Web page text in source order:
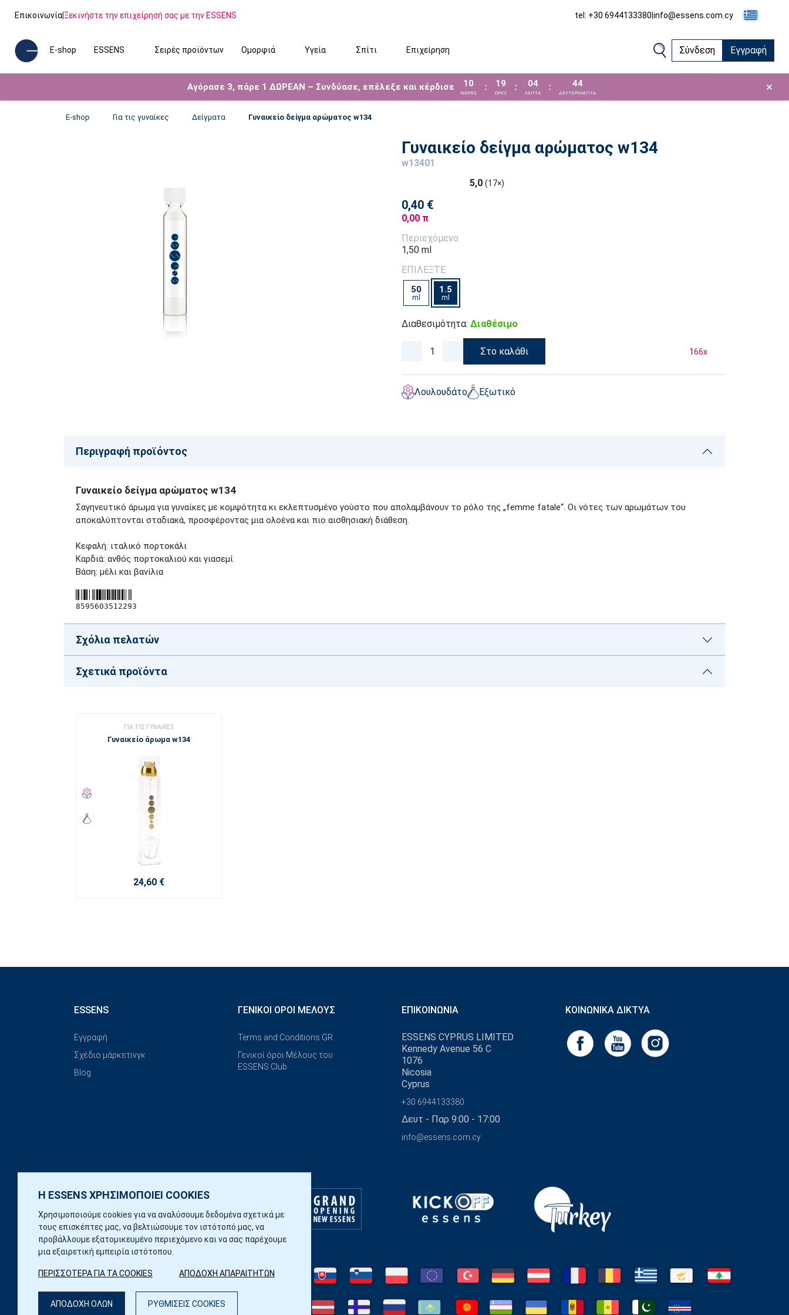
Επικοινωνία|Ξεκινήστε την επιχείρησή σας με την ESSENS tel: +30 6944133380|info@essens.com.cy
E-shop ESSENS Σειρές προϊόντων Ομορφιά Υγεία Σπίτι Επιχείρηση Σύνδεση Εγγραφή
Αγόρασε 3, πάρε 1 ΔΩΡΕΑΝ – Συνδύασε, επέλεξε και κέρδισε 10
ΜΈΡΕΣ
: 19
ΩΡΕΣ
: 04
ΛΕΠΤΑ
: 44
ΔΕΥΤΕΡΟΛΕΠΤΑ ×
E-shop Για τις γυναίκες Δείγματα Γυναικείο δείγμα αρώματος w134
Γυναικείο δείγμα αρώματος w134
w13401
5,0 (17×)
0,40 €
0,00 π
Περιεχόμενο
1,50 ml
ΕΠΙΛΕΞΤΕ
50
ml
1.5
ml
Διαθεσιμότητα: Διαθέσιμο
Στο καλάθι 166x
Λουλουδάτο Εξωτικό
Περιγραφή προϊόντος
Γυναικείο δείγμα αρώματος w134
Σαγηνευτικό άρωμα για γυναίκες με κομψότητα κι εκλεπτυσμένο γούστο που απολαμβάνουν το ρόλο της „femme fatale“. Οι νότες των αρωμάτων του
αποκαλύπτονται σταδιακά, προσφέροντας μια ολοένα και πιο αισθησιακή διάθεση.
Κεφαλή: ιταλικό πορτοκάλι
Καρδιά: ανθός πορτοκαλιού και γιασεμί
Βάση: μέλι και βανίλια
8595603512293
Σχόλια πελατών
Σχετικά προϊόντα
ΓΙΑ ΤΙΣ ΓΥΝΑΊΚΕΣ
Γυναικείο άρωμα w134
24,60 €
Η ESSENS ΧΡΗΣΙΜΟΠΟΙΕΙ COOKIES
Χρησιμοποιούμε cookies για να αναλύσουμε δεδομένα σχετικά με
τους επισκέπτες μας, να βελτιώσουμε τον ιστότοπό μας, να
προβάλλουμε εξατομικευμένο περιεχόμενο και να σας παρέχουμε
μια εξαιρετική εμπειρία ιστότοπου.
ΠΕΡΙΣΣΟΤΕΡΑ ΓΙΑ ΤΑ COOKIES ΑΠΟΔΟΧΗ ΑΠΑΡΑΙΤΗΤΩΝ
ΑΠΟΔΟΧΗ ΟΛΩΝ ΡΥΘΜΙΣΕΙΣ COOKIES
ESSENS
Εγγραφή
Σχέδιο μάρκετινγκ
Blog
ΓΕΝΙΚΟΊ ΌΡΟΙ ΜΈΛΟΥΣ
Terms and Conditions GR
Γενικοί όροι Μέλους του
ESSENS Club
ΕΠΙΚΟΙΝΩΝΊΑ
ESSENS CYPRUS LIMITED
Kennedy Avenue 56 C
1076
Nicosia
Cyprus
+30 6944133380
Δευτ - Παρ 9:00 - 17:00
info@essens.com.cy
ΚΟΙΝΩΝΙΚΆ ΔΊΚΤΥΑ